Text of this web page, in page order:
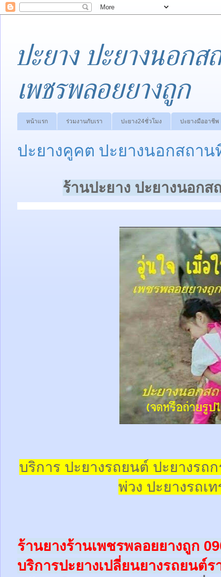
ปะยาง ปะยางนอก
เพชรพลอยยางถูก
หน้าแรก ร่วมงานกับเรา ปะยาง24ชั่วโมง ปะยางมืออาชีพ
ปะยางคูคต ปะยางนอกสถาน
ร้านปะยาง ปะยางนอก
บริการ ปะยางรถยนต์ ปะยางรถ
พ่วง ปะยางรถเ
ร้านยางร้านเพชรพลอยยางถูก
บริการปะยางเปลี่ยนยางรถยนต์ร